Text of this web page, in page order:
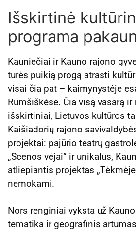
Išskirtinė
programa
Kauniečiai ir Kauno rajono
turės puikią progą atrasti
visai čia pat – kaimynystėje
Rumšiškėse. Čia visą vasarą ir
išskirtiniai, Lietuvos kultūros
Kaišiadorių rajono
projektai: pajūrio teatrų
„Scenos vėjai“ ir unikalus,
atliepiantis projektas
nemokami.
Nors renginiai vyksta už
tematika ir geografinis